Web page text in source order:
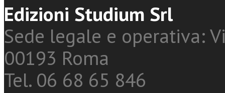
Edizioni Studium Srl
Sede legale e operativa:
00193 Roma
Tel. 06 68 65 846